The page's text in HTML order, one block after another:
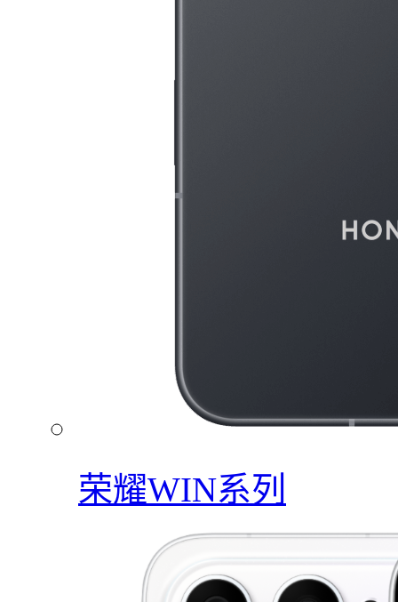
荣耀WIN系列